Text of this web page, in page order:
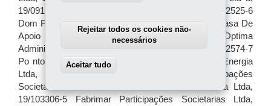
Rejeitar todos os cookies não-
necessários
Aceitar tudo